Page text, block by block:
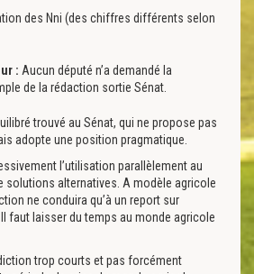
des Nni (des chiffres différents selon
: Aucun député n’a demandé la
de la rédaction sortie Sénat.
trouvé au Sénat, qui ne propose pas
adopte une position pragmatique.
l’utilisation parallèlement au
solutions alternatives. A modèle agricole
ne conduira qu’à un report sur
faut laisser du temps au monde agricole
trop courts et pas forcément